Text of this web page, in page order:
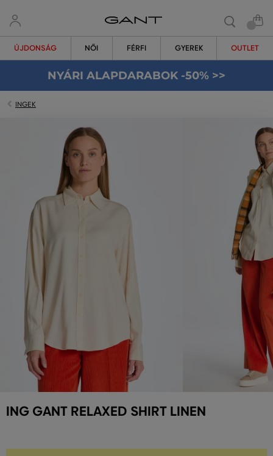
ÚJDONSÁG NŐI FÉRFI GYEREK OUTLET
NYÁRI ALAPDARABOK -50% >>
INGEK
ING GANT RELAXED SHIRT LINEN